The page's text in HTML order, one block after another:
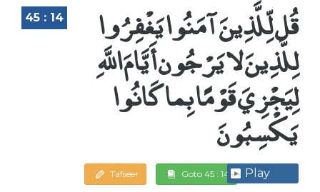
45 : 14 قُل لِّلَّذِينَ آمَنُوا يَغْفِرُوا
لِلَّذِينَ لا يَرْجُون أَيَّامَ اللَّهِ
لِيَجْزِيَ قَوْمًا بِما كَانُوا
يَكْسِبُونَ
Tafseer Goto 45 : 14 Play